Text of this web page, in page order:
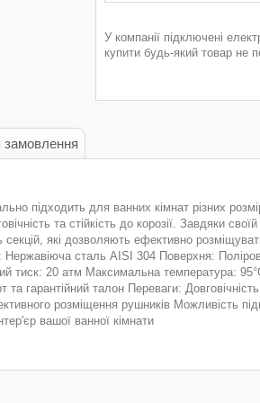
У компанії підключені
купити будь-який товар не
замовлення
підходить для ванних кімнат різних
та стійкість до корозії. Завдяки
які дозволяють ефективно
Нержавіюча сталь AISI 304 Поверхня:
20 атм Максимальна температура:
гарантійний талон Переваги: Довговічність
розміщення рушників Можливість
вашої ванної кімнати